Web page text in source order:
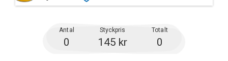
Antal Styckpris Totalt
0 145 kr 0